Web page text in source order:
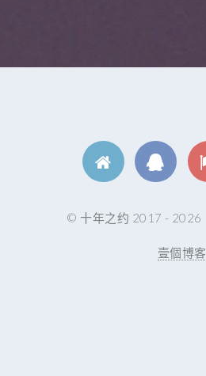
© 十年之约 2017 - 2026
壹個博客